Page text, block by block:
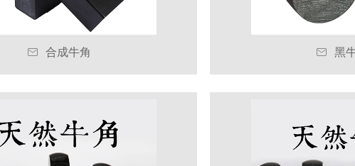
 合成牛角  黑